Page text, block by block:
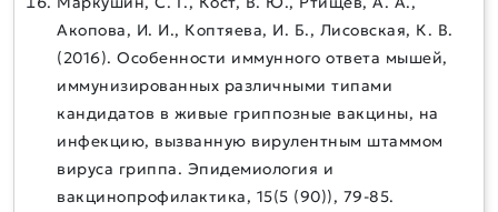
Акопова, И. И., Коптяева, И. Б., Лисовская, К. В.
(2016). Особенности иммунного ответа мышей,
иммунизированных различными типами
кандидатов в живые гриппозные вакцины, на
инфекцию, вызванную вирулентным штаммом
вируса гриппа. Эпидемиология и
вакцинопрофилактика, 15(5 (90)), 79-85.